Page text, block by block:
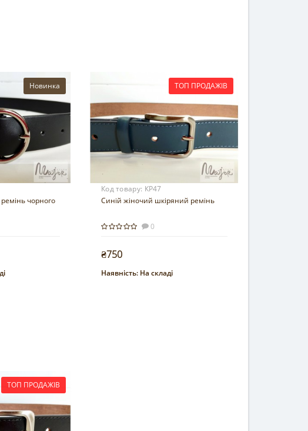
Новинка
чорного
ТОП ПРОДАЖІВ
Код товару: КР47
Синій жіночий шкіряний ремінь
0
₴750
Купити
Наявність: На складі
ТОП ПРОДАЖІВ